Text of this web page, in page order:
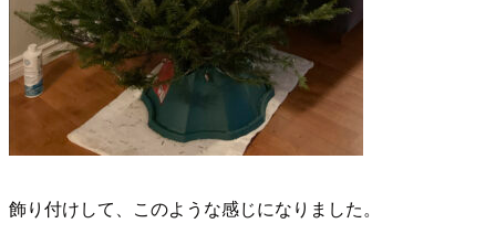
飾り付けして、このような感じになりました。